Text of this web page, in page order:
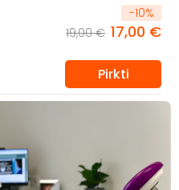
-10%
19,00 € 17,00 €
Pirkti